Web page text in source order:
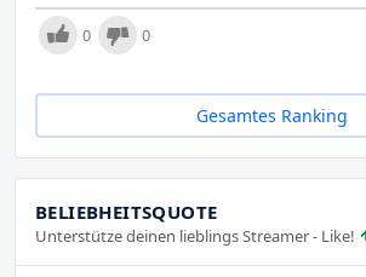
0 0
Gesamtes Ranking
BELIEBHEITSQUOTE
Unterstütze deinen lieblings Streamer - Like!